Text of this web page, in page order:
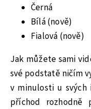
Černá
Bílá (nově)
Fialová (nově)
Jak můžete sami
své podstatě ničím
v minulosti u svých
příchod rozhodně